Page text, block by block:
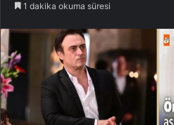
1 dakika okuma süresi